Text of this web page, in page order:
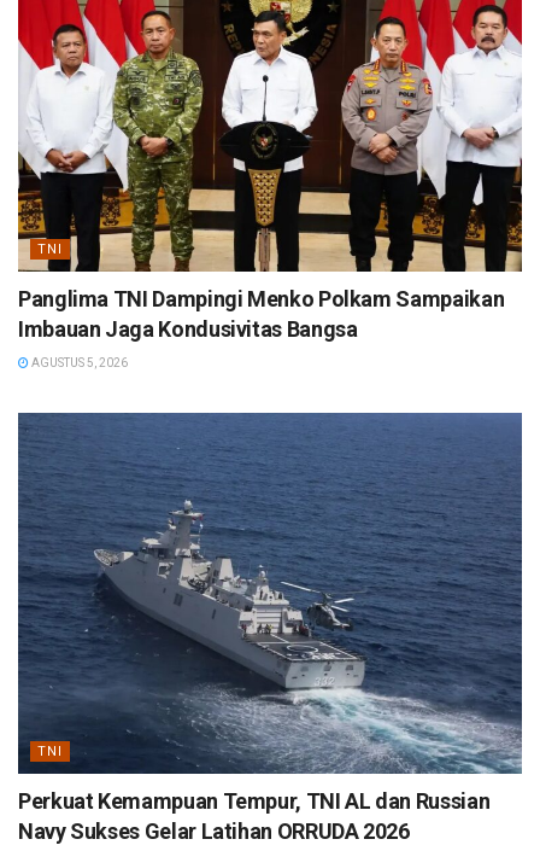
TNI
Panglima TNI Dampingi Menko Polkam Sampaikan
Imbauan Jaga Kondusivitas Bangsa
AGUSTUS 5, 2026
TNI
Perkuat Kemampuan Tempur, TNI AL dan Russian
Navy Sukses Gelar Latihan ORRUDA 2026